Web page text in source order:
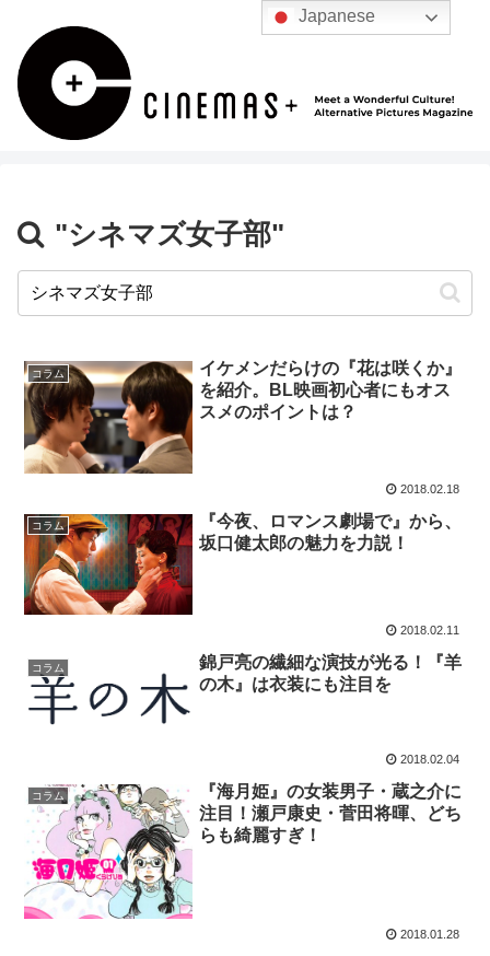
"シネマズ女子部"
コラム
イケメンだらけの『花は咲くか』
を紹介。BL映画初心者にもオス
スメのポイントは？
2018.02.18
コラム
『今夜、ロマンス劇場で』から、
坂口健太郎の魅力を力説！
2018.02.11
コラム
錦戸亮の繊細な演技が光る！『羊
の木』は衣装にも注目を
2018.02.04
コラム
『海月姫』の女装男子・蔵之介に
注目！瀬戸康史・菅田将暉、どち
らも綺麗すぎ！
2018.01.28
Japanese